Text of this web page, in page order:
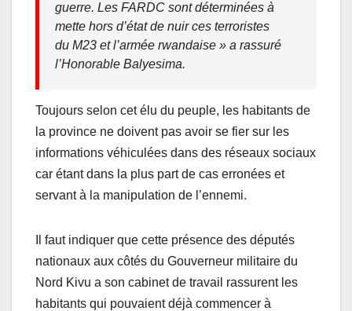
guerre. Les FARDC sont déterminées à
mette hors d’état de nuir ces terroristes
du M23 et l’armée rwandaise » a rassuré
l’Honorable Balyesima.
Toujours selon cet élu du peuple, les habitants de
la province ne doivent pas avoir se fier sur les
informations véhiculées dans des réseaux sociaux
car étant dans la plus part de cas erronées et
servant à la manipulation de l’ennemi.
Il faut indiquer que cette présence des députés
nationaux aux côtés du Gouverneur militaire du
Nord Kivu a son cabinet de travail rassurent les
habitants qui pouvaient déjà commencer à